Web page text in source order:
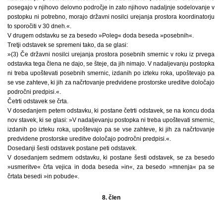
posegajo v njihovo delovno področje in zato njihovo nadaljnje sodelovanje v
postopku ni potrebno, morajo državni nosilci urejanja prostora koordinatorju
to sporočiti v 30 dneh.«.
V drugem odstavku se za besedo »Poleg« doda beseda »posebnih«.
Tretji odstavek se spremeni tako, da se glasi:
»(3) Če državni nosilci urejanja prostora posebnih smernic v roku iz prvega
odstavka tega člena ne dajo, se šteje, da jih nimajo. V nadaljevanju postopka
ni treba upoštevati posebnih smernic, izdanih po izteku roka, upoštevajo pa
se vse zahteve, ki jih za načrtovanje predvidene prostorske ureditve določajo
področni predpisi.«.
Četrti odstavek se črta.
V dosedanjem petem odstavku, ki postane četrti odstavek, se na koncu doda
nov stavek, ki se glasi: »V nadaljevanju postopka ni treba upoštevati smernic,
izdanih po izteku roka, upoštevajo pa se vse zahteve, ki jih za načrtovanje
predvidene prostorske ureditve določajo področni predpisi.«.
Dosedanji šesti odstavek postane peti odstavek.
V dosedanjem sedmem odstavku, ki postane šesti odstavek, se za besedo
»usmeritve« črta vejica in doda beseda »in«, za besedo »mnenja« pa se
črtata besedi »in pobude«.
8. člen